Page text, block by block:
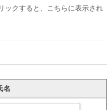
ックすると、こちらに表示され
名